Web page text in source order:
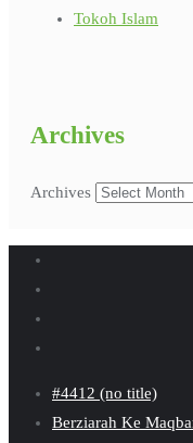
Tokoh Islam
Archives
Archives
#4412 (no title)
Berziarah Ke